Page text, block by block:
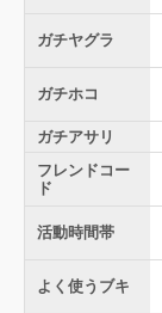
ガチヤグラ
ガチホコ
ガチアサリ
フレンドコー
ド
活動時間帯
よく使うブキ